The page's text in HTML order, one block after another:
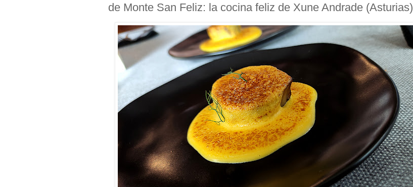
de Monte San Feliz: la cocina feliz de Xune Andrade (Asturias)